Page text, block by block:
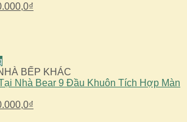
₫
BẾP KHÁC
Nhà Bear 9 Đầu Khuôn Tích Hợp Màn
₫